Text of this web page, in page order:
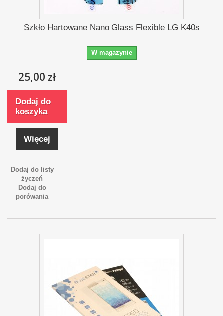
Szkło Hartowane Nano Glass Flexible LG K40s
W magazynie
25,00 zł
Dodaj do
koszyka
Więcej
Dodaj do listy
życzeń
Dodaj do
porówania